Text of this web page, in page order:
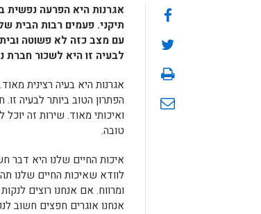
אגרנות היא הפרעה נפשית
תיקני. פעמים רבות הבית
עם מצב כזה לא פשוטה ובית
לבעיה זו היא לשכור חברת
אגרנות היא בעיה רצינית
הפתרון הטוב ביותר לבעיה
ואיכותי מאוד. שירות זה יוכל
טובה.
איכות החיים שלנו היא דבר
לוודא שאיכות החיים שלנו
ומרווח. אם אנחנו רוצים
אנחנו אוגרים חפצים חשוב